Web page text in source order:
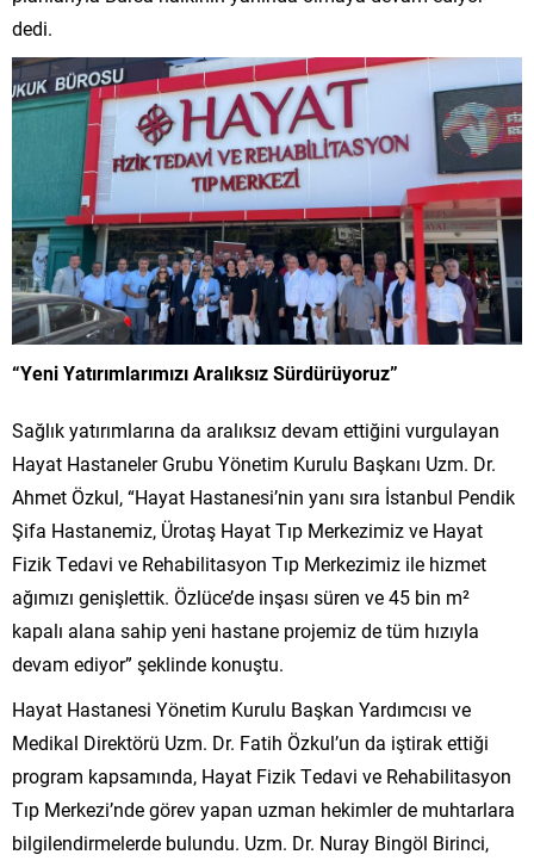
dedi.
“Yeni Yatırımlarımızı Aralıksız Sürdürüyoruz”
Sağlık yatırımlarına da aralıksız devam ettiğini vurgulayan
Hayat Hastaneler Grubu Yönetim Kurulu Başkanı Uzm. Dr.
Ahmet Özkul, “Hayat Hastanesi’nin yanı sıra İstanbul Pendik
Şifa Hastanemiz, Ürotaş Hayat Tıp Merkezimiz ve Hayat
Fizik Tedavi ve Rehabilitasyon Tıp Merkezimiz ile hizmet
ağımızı genişlettik. Özlüce’de inşası süren ve 45 bin m²
kapalı alana sahip yeni hastane projemiz de tüm hızıyla
devam ediyor” şeklinde konuştu.
Hayat Hastanesi Yönetim Kurulu Başkan Yardımcısı ve
Medikal Direktörü Uzm. Dr. Fatih Özkul’un da iştirak ettiği
program kapsamında, Hayat Fizik Tedavi ve Rehabilitasyon
Tıp Merkezi’nde görev yapan uzman hekimler de muhtarlara
bilgilendirmelerde bulundu. Uzm. Dr. Nuray Bingöl Birinci,